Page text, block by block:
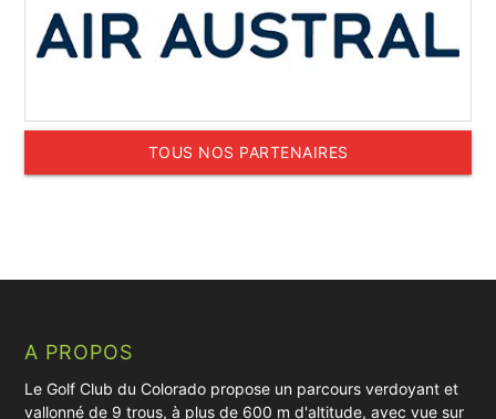
TOUS NOS PARTENAIRES
A PROPOS
Le Golf Club du Colorado propose un parcours verdoyant et
vallonné de 9 trous, à plus de 600 m d'altitude, avec vue sur